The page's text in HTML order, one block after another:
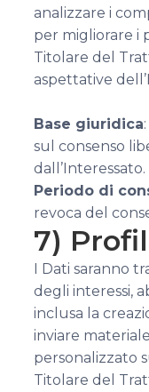
analizzare i
per migliorare i
Titolare del
aspettative
Base giuridica
sul consenso
dall’Interessato.
Periodo di
revoca del
7)
I Dati saranno
degli interessi,
inclusa la
inviare
personalizzato
Titolare del